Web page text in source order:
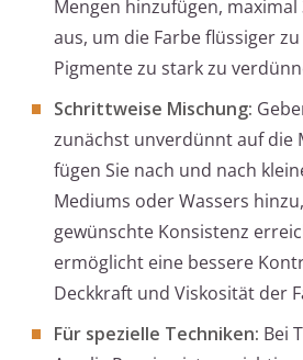
Mengen hinzufügen, maximal
aus, um die Farbe flüssiger
Pigmente zu stark zu
Schrittweise Mischung:
zunächst unverdünnt auf die
fügen Sie nach und nach
Mediums oder Wassers
gewünschte Konsistenz
ermöglicht eine bessere
Deckkraft und Viskosität der
Für spezielle Techniken: Bei